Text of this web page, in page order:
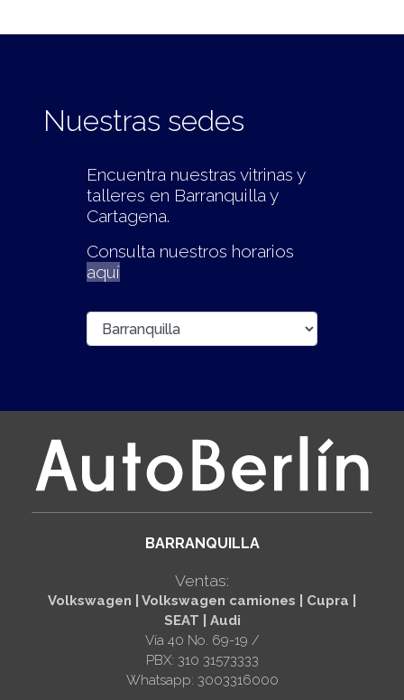
Nuestras sedes
Encuentra nuestras vitrinas y
talleres en Barranquilla y
Cartagena.
Consulta nuestros horarios
aquí
BARRANQUILLA
Ventas:
Volkswagen | Volkswagen camiones | Cupra |
SEAT | Audi
Vía 40 No. 69-19 /
PBX: 310 31573333
Whatsapp: 3003316000